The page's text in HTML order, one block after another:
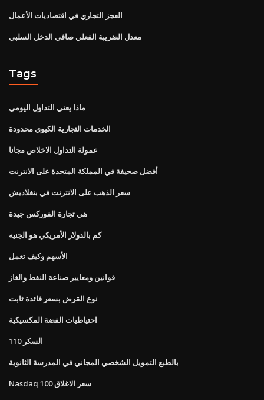
العجز التجاري في اقتصاديات الأعمال
معدل الضريبة الفعلي صافي الدخل السلبي
Tags
ماذا يعني التداول اليومي
الخدمات التجارية الكيوي محدودة
عمولة التداول الاخلاص مجانا
أفضل صحيفة في المملكة المتحدة على الانترنت
سعر الذهب على الانترنت في بنغلاديش
هي تجارة الفوركس جيدة
كم بالدولار الأمريكي هو الجنيه
الأسهم وكيف تعمل
قوانين ومعايير صناعة النفط والغاز
نوع القرض بسعر فائدة ثابت
احتياطيات الفضة المكسيكية
السكر 110
بالطبع التمويل الشخصي المجاني في المدرسة الثانوية
Nasdaq 100 سعر الاغلاق